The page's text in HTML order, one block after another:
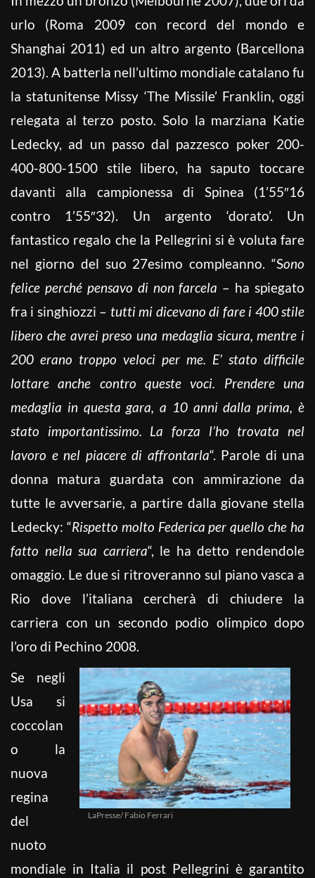
urlo (Roma 2009 con record del mondo e
Shanghai 2011) ed un altro argento (Barcellona
2013). A batterla nell’ultimo mondiale catalano fu
la statunitense Missy ‘The Missile’ Franklin, oggi
relegata al terzo posto. Solo la marziana Katie
Ledecky, ad un passo dal pazzesco poker 200-
400-800-1500 stile libero, ha saputo toccare
davanti alla campionessa di Spinea (1’55″16
contro 1’55″32). Un argento ‘dorato’. Un
fantastico regalo che la Pellegrini si è voluta fare
nel giorno del suo 27esimo compleanno. “Sono
felice perché pensavo di non farcela – ha spiegato
fra i singhiozzi – tutti mi dicevano di fare i 400 stile
libero che avrei preso una medaglia sicura, mentre i
200 erano troppo veloci per me. E’ stato difficile
lottare anche contro queste voci. Prendere una
medaglia in questa gara, a 10 anni dalla prima, è
stato importantissimo. La forza l’ho trovata nel
lavoro e nel piacere di affrontarla“. Parole di una
donna matura guardata con ammirazione da
tutte le avversarie, a partire dalla giovane stella
Ledecky: “Rispetto molto Federica per quello che ha
fatto nella sua carriera“, le ha detto rendendole
omaggio. Le due si ritroveranno sul piano vasca a
Rio dove l’italiana cercherà di chiudere la
carriera con un secondo podio olimpico dopo
l’oro di Pechino 2008.
LaPresse/ Fabio Ferrari
Se negli
Usa si
coccolan
o la
nuova
regina
del
nuoto
mondiale in Italia il post Pellegrini è garantito